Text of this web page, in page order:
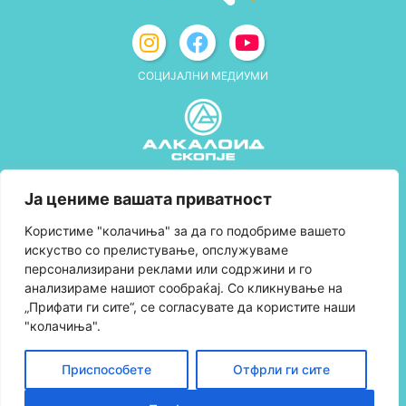
Ја цениме вашата приватност
Kористиме "колачиња" за да го подобриме вашето
искуство со прелистување, опслужуваме
персонализирани реклами или содржини и го
анализираме нашиот сообраќај. Со кликнување на
„Прифати ги сите“, се согласувате да користите наши
"колачиња".
Приспособете Отфрли ги сите
СОЦИЈАЛНИ МЕДИУМИ
Правила и услови за користење
Политика за колачиња
Правила за учество во програмата за
лојалност и политика за собирање поени
Контактирајте нè